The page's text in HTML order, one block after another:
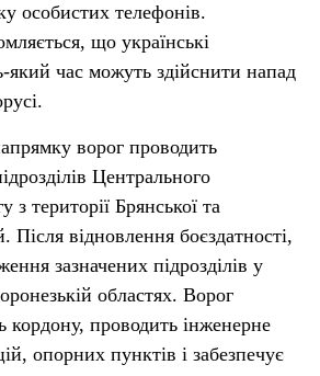
особистих телефонів.
що українські
який час можуть здійснити напад
ворог проводить
Центрального
з території Брянської та
Після відновлення боєздатності,
зазначених підрозділів у
областях. Ворог
кордону, проводить інженерне
опорних пунктів і забезпечує